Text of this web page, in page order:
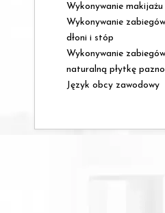
Wykonywanie
Wykonywanie
dłoni i stóp
Wykonywanie
naturalną płytkę
Język obcy zawodowy